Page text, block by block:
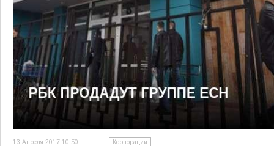
13 Апреля 2017 10:50 Корпорации